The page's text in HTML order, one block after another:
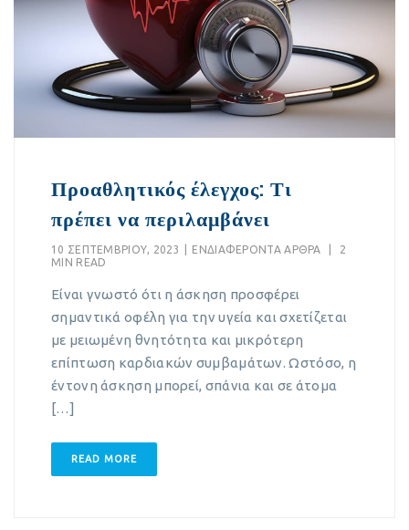
Προαθλητικός έλεγχος: Τι
πρέπει να περιλαμβάνει
10 ΣΕΠΤΕΜΒΡΊΟΥ, 2023 EΝΔΙΑΦΈΡΟΝΤΑ ΆΡΘΡΑ
2
MIN READ
Είναι γνωστό ότι η άσκηση προσφέρει
σημαντικά οφέλη για την υγεία και σχετίζεται
με μειωμένη θνητότητα και μικρότερη
επίπτωση καρδιακών συμβαμάτων. Ωστόσο, η
έντονη άσκηση μπορεί, σπάνια και σε άτομα
[…]
READ MORE